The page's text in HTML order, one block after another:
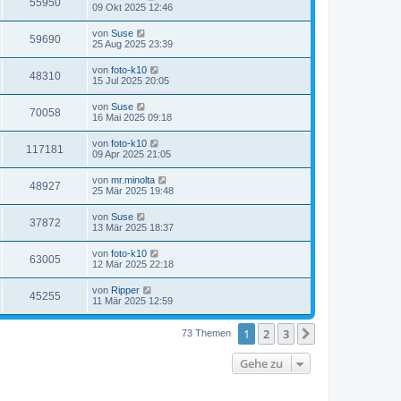
55950
09 Okt 2025 12:46
59690 von Suse
25 Aug 2025 23:39
48310 von foto-k10
15 Jul 2025 20:05
70058 von Suse
16 Mai 2025 09:18
117181 von foto-k10
09 Apr 2025 21:05
48927 von mr.minolta
25 Mär 2025 19:48
37872 von Suse
13 Mär 2025 18:37
63005 von foto-k10
12 Mär 2025 22:18
45255 von Ripper
11 Mär 2025 12:59
73 Themen 1 2 3
Gehe zu